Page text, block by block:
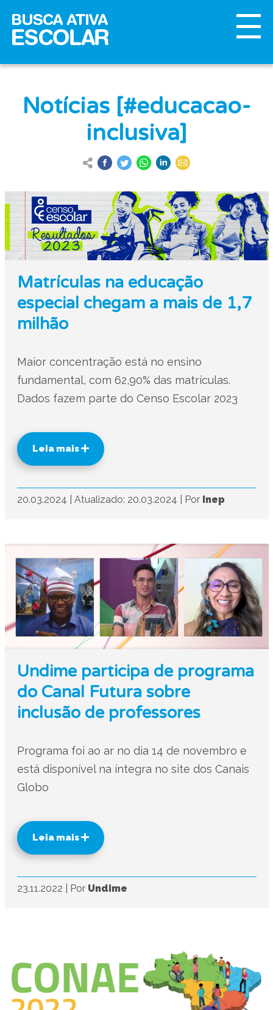
Notícias [#educacao-
inclusiva]
Matrículas na educação
especial chegam a mais de 1,7
milhão
Maior concentração está no ensino
fundamental, com 62,90% das matrículas.
Dados fazem parte do Censo Escolar 2023
Leia mais
20.03.2024 Atualizado: 20.03.2024 Por Inep
Undime participa de programa
do Canal Futura sobre
inclusão de professores
Programa foi ao ar no dia 14 de novembro e
está disponível na íntegra no site dos Canais
Globo
Leia mais
23.11.2022 Por Undime